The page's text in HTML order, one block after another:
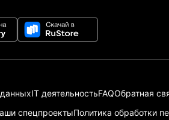
IT деятельностьFAQОбратная
спецпроектыПолитика обработки